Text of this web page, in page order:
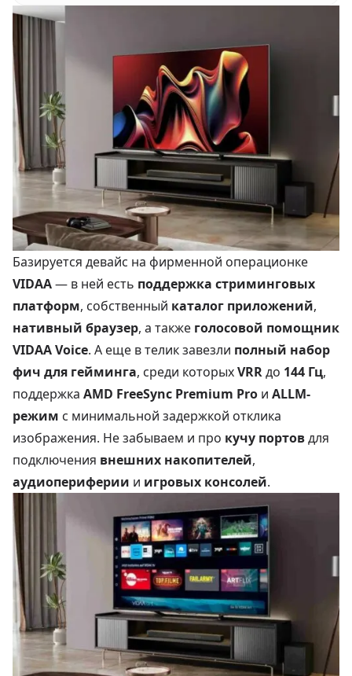
Базируется девайс на фирменной операционке
VIDAA— в ней есть поддержка стриминговых
платформ, собственный каталог приложений,
нативный браузер, а также голосовой помощник
VIDAA Voice. А еще в телик завезли полный набор
фич для гейминга, среди которыхVRRдо 144 Гц,
поддержка AMD FreeSync Premium Pro и ALLM-
режим с минимальной задержкой отклика
изображения. Не забываем и про кучу портовдля
подключения внешних накопителей,
аудиопериферии и игровых консолей.